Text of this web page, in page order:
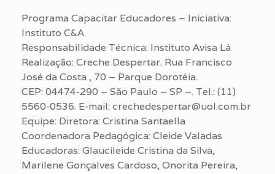
Programa Capacitar Educadores – Iniciativa:
Instituto C&A
Responsabilidade Técnica: Instituto Avisa Lá
Realização: Creche Despertar. Rua Francisco
José da Costa , 70 – Parque Dorotéia.
CEP: 04474-290 – São Paulo – SP –. Tel.: (11)
5560-0536. E-mail: crechedespertar@uol.com.br
Equipe: Diretora: Cristina Santaella
Coordenadora Pedagógica: Cleide Valadas
Educadoras: Glaucileide Cristina da Silva,
Marilene Gonçalves Cardoso, Onorita Pereira,